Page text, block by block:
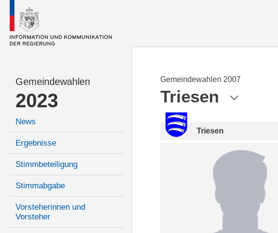
Gemeindewahlen
2023
News
Ergebnisse
Stimmbeteiligung
Stimmabgabe
Vorsteherinnen und
Vorsteher
Gemeindewahlen 2007
Triesen
Triesen